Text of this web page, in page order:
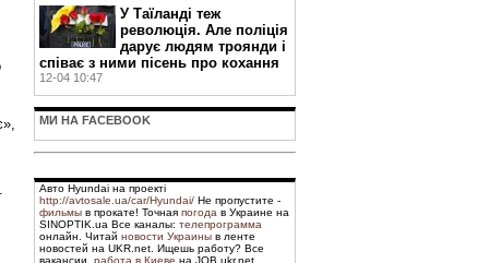
У Таїланді теж
революція. Але поліція
дарує людям троянди і
співає з ними пісень про кохання
12-04 10:47
МИ НА FACEBOOK
Авто Hyundai на проекті
http://avtosale.ua/car/Hyundai/ Не пропустите -
фильмы в прокате! Точная погода в Украине на
SINOPTIK.ua Все каналы: телепрограмма
онлайн. Читай новости Украины в ленте
новостей на UKR.net. Ищешь работу? Все
вакансии, работа в Киеве на JOB.ukr.net.